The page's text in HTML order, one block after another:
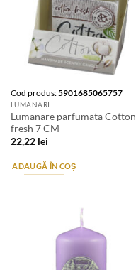
Cod produs:5901685065757
LUMANARI
Lumanare parfumata Cotton
fresh 7 CM
22,22 lei
ADAUGĂ ÎN COȘ